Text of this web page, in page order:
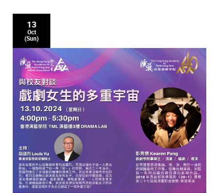
通知申請者。
注意事項
活動計劃將於2025年3月1日正式開始，為期一年。資深校
友與畢業生之間可自由協商選擇適合的方式溝通，並在該
年期相約見面不少於三次，形式不限。
申請者需於2026年2月內，以書面或親身簡報的方式，向
校友會分享活動心得。
任何有關工作或商業上的合作，均需由雙方自行承擔風險
與責任；香港演藝學院及香港演藝學院校友會概不負責。
如有任何問題，請電郵至alumni@hkapa.edu，或於辦公
時間致電2584-8729與本會聯絡。
*如有任何爭議，香港演藝學院校友會保留最終決定權。
13
Oct
(Sun)